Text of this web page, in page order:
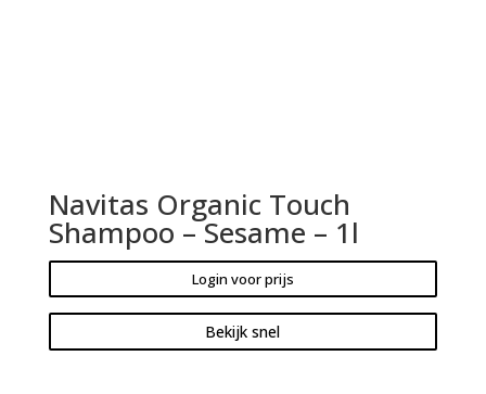
Navitas Organic Touch
Shampoo – Sesame – 1l
Login voor prijs
Bekijk snel